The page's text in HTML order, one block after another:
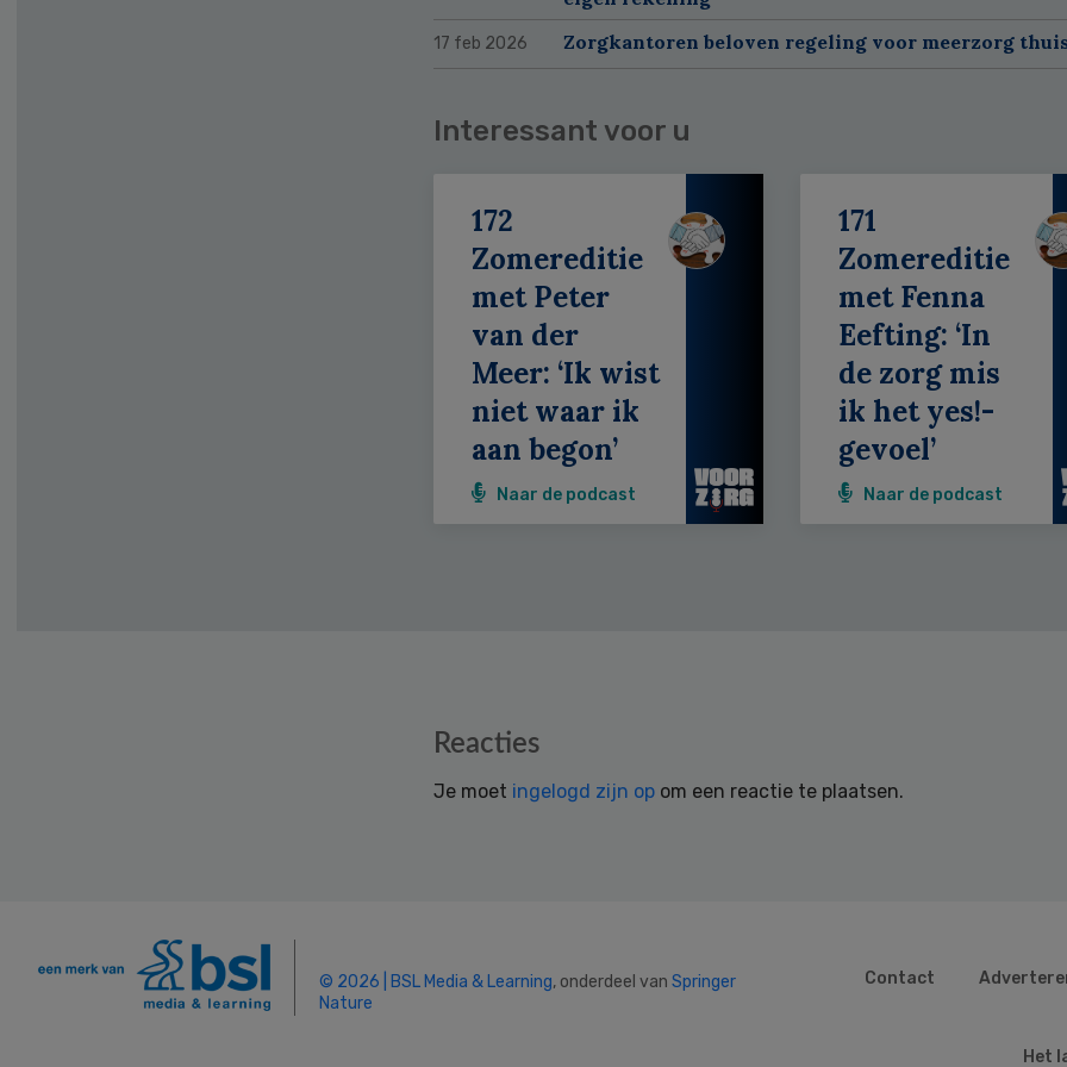
17 feb 2026 Zorgkantoren beloven regeling voor meerzorg
Interessant voor u
172
Zomereditie
met Peter
van der
Meer: ‘Ik wist
niet waar ik
aan begon’
Naar de podcast
171
Zomereditie
met Fenna
Eefting: ‘In
de zorg mis
ik het yes!-
gevoel’
Naar de podcast
Reacties
Je moet ingelogd zijn op om een reactie te plaatsen.
© 2026 | BSL Media & Learning, onderdeel van Springer
Nature
Contact
Het